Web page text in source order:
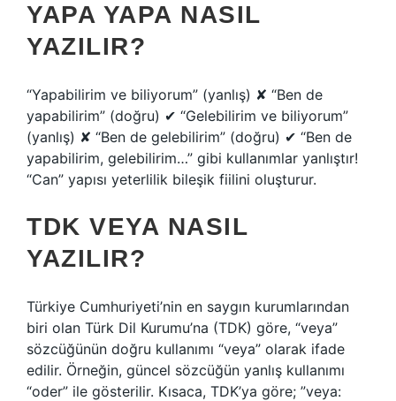
YAPA YAPA NASIL
YAZILIR?
“Yapabilirim ve biliyorum” (yanlış) ✘ “Ben de
yapabilirim” (doğru) ✔ “Gelebilirim ve biliyorum”
(yanlış) ✘ “Ben de gelebilirim” (doğru) ✔ “Ben de
yapabilirim, gelebilirim…” gibi kullanımlar yanlıştır!
“Can” yapısı yeterlilik bileşik fiilini oluşturur.
TDK VEYA NASIL
YAZILIR?
Türkiye Cumhuriyeti’nin en saygın kurumlarından
biri olan Türk Dil Kurumu’na (TDK) göre, “veya”
sözcüğünün doğru kullanımı “veya” olarak ifade
edilir. Örneğin, güncel sözcüğün yanlış kullanımı
“oder” ile gösterilir. Kısaca, TDK’ya göre; ”veya: